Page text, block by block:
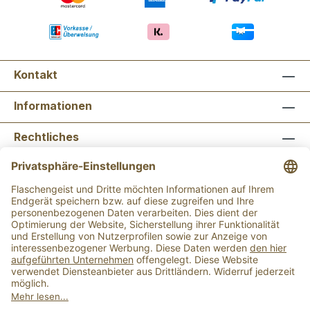
Kontakt
Informationen
Rechtliches
Newsletter abonnieren
Flaschengeist Bonn Flaschengeist Münster
Alle Preise inkl. gesetzl. Mehrwertsteuer zzgl.
Versandkosten